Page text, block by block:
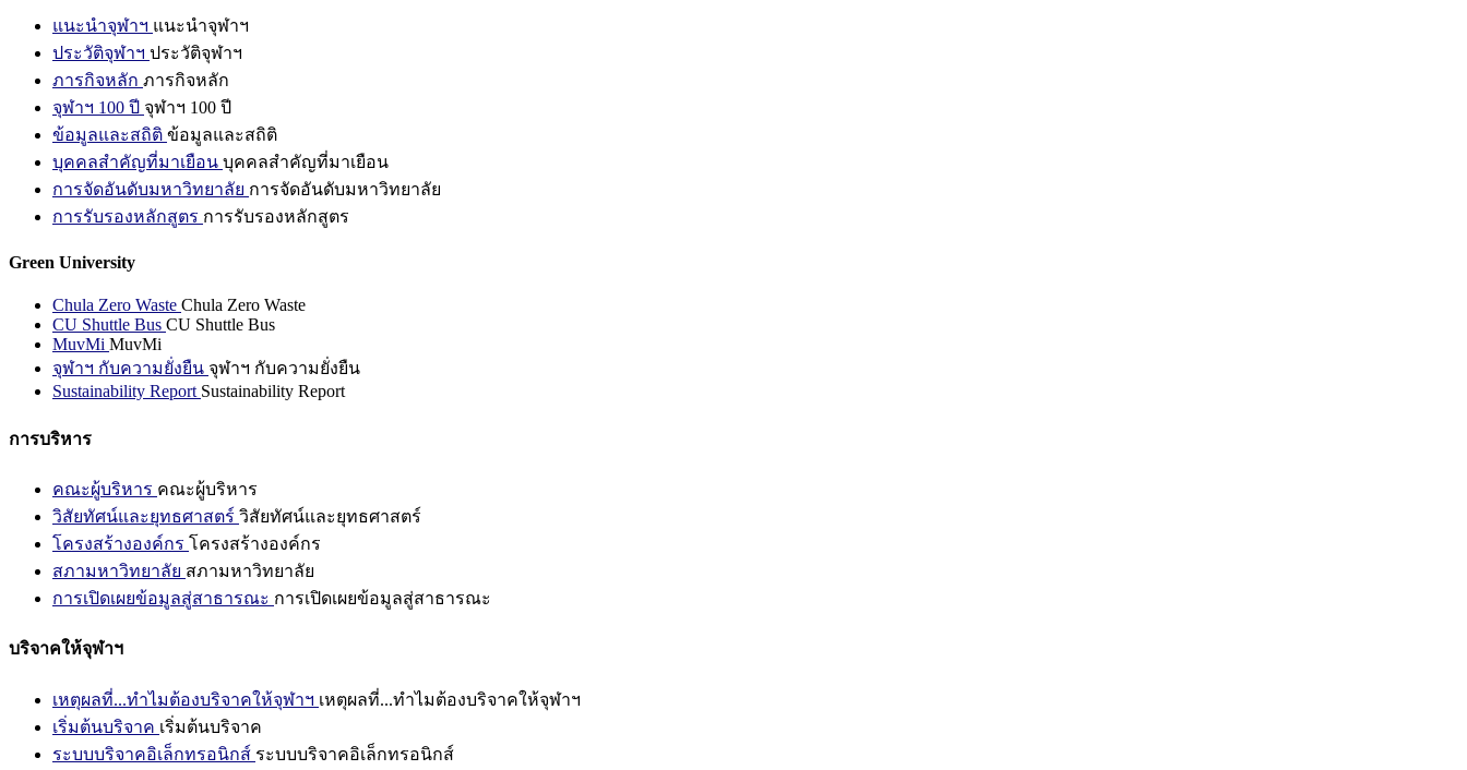
แนะนำจุฬาฯ แนะนำจุฬาฯ
ประวัติจุฬาฯ ประวัติจุฬาฯ
ภารกิจหลัก ภารกิจหลัก
จุฬาฯ 100 ปี จุฬาฯ 100 ปี
ข้อมูลและสถิติ ข้อมูลและสถิติ
บุคคลสำคัญที่มาเยือน บุคคลสำคัญที่มาเยือน
การจัดอันดับมหาวิทยาลัย การจัดอันดับมหาวิทยาลัย
การรับรองหลักสูตร การรับรองหลักสูตร
Green University
Chula Zero Waste Chula Zero Waste
CU Shuttle Bus CU Shuttle Bus
MuvMi MuvMi
จุฬาฯ กับความยั่งยืน จุฬาฯ กับความยั่งยืน
Sustainability Report Sustainability Report
การบริหาร
คณะผู้บริหาร คณะผู้บริหาร
วิสัยทัศน์และยุทธศาสตร์ วิสัยทัศน์และยุทธศาสตร์
โครงสร้างองค์กร โครงสร้างองค์กร
สภามหาวิทยาลัย สภามหาวิทยาลัย
การเปิดเผยข้อมูลสู่สาธารณะ การเปิดเผยข้อมูลสู่สาธารณะ
บริจาคให้จุฬาฯ
เหตุผลที่...ทำไมต้องบริจาคให้จุฬาฯ เหตุผลที่...ทำไมต้องบริจาคให้จุฬาฯ
เริ่มต้นบริจาค เริ่มต้นบริจาค
ระบบบริจาคอิเล็กทรอนิกส์ ระบบบริจาคอิเล็กทรอนิกส์